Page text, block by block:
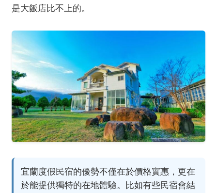
是大飯店比不上的。
宜蘭度假民宿的優勢不僅在於價格實惠，更在
於能提供獨特的在地體驗。比如有些民宿會結